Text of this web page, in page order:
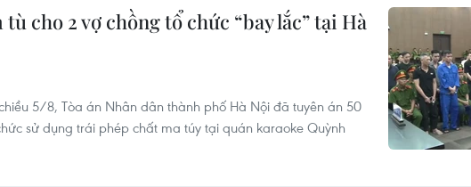
tù cho 2 vợ chồng tổ chức “bay lắc” tại Hà
5/8, Tòa án Nhân dân thành phố Hà Nội đã tuyên án 50
sử dụng trái phép chất ma túy tại quán karaoke Quỳnh